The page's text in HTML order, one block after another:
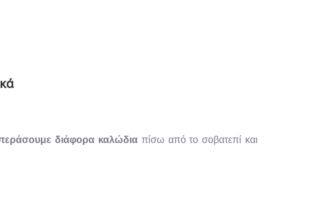
διάφορα καλώδιαπίσω από το σοβατεπί και